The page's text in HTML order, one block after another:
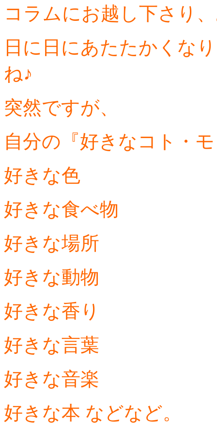
コラムにお越し下さり
日に日にあたたかくな
ね♪
突然ですが、
自分の『好きなコト・
好きな色
好きな食べ物
好きな場所
好きな動物
好きな香り
好きな言葉
好きな音楽
好きな本 などなど。